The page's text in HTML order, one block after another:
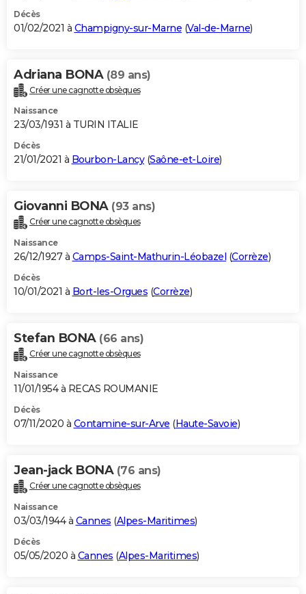
Décès
01/02/2021 à Champigny-sur-Marne (Val-de-Marne)
Adriana BONA (89 ans)
Créer une cagnotte obsèques
Naissance
23/03/1931 à TURIN ITALIE
Décès
21/01/2021 à Bourbon-Lancy(Saône-et-Loire)
Giovanni BONA (93 ans)
Créer une cagnotte obsèques
Naissance
26/12/1927 à Camps-Saint-Mathurin-Léobazel (Corrèze)
Décès
10/01/2021 à Bort-les-Orgues (Corrèze)
Stefan BONA (66 ans)
Créer une cagnotte obsèques
Naissance
11/01/1954 à RECAS ROUMANIE
Décès
07/11/2020 à Contamine-sur-Arve (Haute-Savoie)
Jean-jack BONA (76 ans)
Créer une cagnotte obsèques
Naissance
03/03/1944 à Cannes (Alpes-Maritimes)
Décès
05/05/2020 à Cannes (Alpes-Maritimes)